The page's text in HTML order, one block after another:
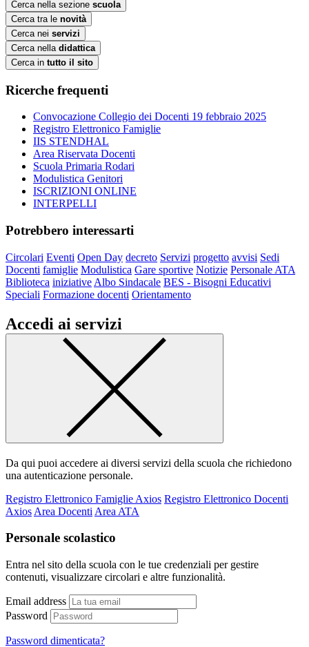
Cerca nella sezione scuola
Cerca tra le novità
Cerca nei servizi
Cerca nella didattica
Cerca in tutto il sito
Ricerche frequenti
Convocazione Collegio dei Docenti 19 febbraio 2025
Registro Elettronico Famiglie
IIS STENDHAL
Area Riservata Docenti
Scuola Primaria Rodari
Modulistica Genitori
ISCRIZIONI ONLINE
INTERPELLI
Potrebbero interessarti
Circolari Eventi Open Day decreto Servizi progetto avvisi Sedi
Docenti famiglie Modulistica Gare sportive Notizie Personale ATA
Biblioteca iniziative Albo Sindacale BES - Bisogni Educativi
Speciali Formazione docenti Orientamento
Accedi ai servizi
Da qui puoi accedere ai diversi servizi della scuola che richiedono
una autenticazione personale.
Registro Elettronico Famiglie Axios Registro Elettronico Docenti
Axios Area Docenti Area ATA
Personale scolastico
Entra nel sito della scuola con le tue credenziali per gestire
contenuti, visualizzare circolari e altre funzionalità.
Email address
Password
Password dimenticata?